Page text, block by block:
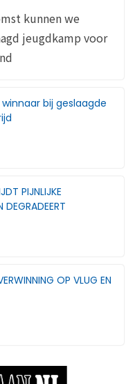
kunnen we
jeugdkamp voor
bij geslaagde
PIJNLIJKE
DEGRADEERT
OP VLUG EN